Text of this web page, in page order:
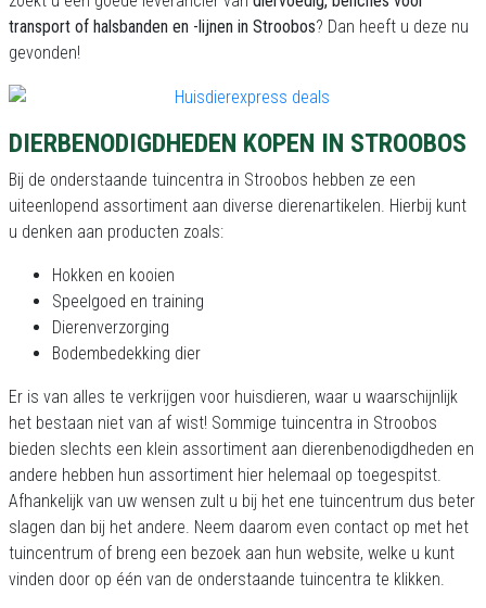
transport of halsbanden en -lijnen in Stroobos? Dan heeft u deze nu
gevonden!
DIERBENODIGDHEDEN KOPEN IN STROOBOS
Bij de onderstaande tuincentra in Stroobos hebben ze een
uiteenlopend assortiment aan diverse dierenartikelen. Hierbij kunt
u denken aan producten zoals:
Hokken en kooien
Speelgoed en training
Dierenverzorging
Bodembedekking dier
Er is van alles te verkrijgen voor huisdieren, waar u waarschijnlijk
het bestaan niet van af wist! Sommige tuincentra in Stroobos
bieden slechts een klein assortiment aan dierenbenodigdheden en
andere hebben hun assortiment hier helemaal op toegespitst.
Afhankelijk van uw wensen zult u bij het ene tuincentrum dus beter
slagen dan bij het andere. Neem daarom even contact op met het
tuincentrum of breng een bezoek aan hun website, welke u kunt
vinden door op één van de onderstaande tuincentra te klikken.